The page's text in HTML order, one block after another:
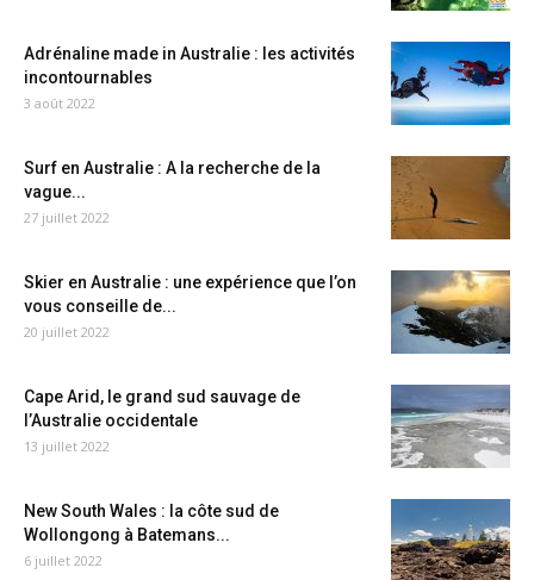
Adrénaline made in Australie : les activités
incontournables
3 août 2022
Surf en Australie : A la recherche de la
vague...
27 juillet 2022
Skier en Australie : une expérience que l’on
vous conseille de...
20 juillet 2022
Cape Arid, le grand sud sauvage de
l’Australie occidentale
13 juillet 2022
New South Wales : la côte sud de
Wollongong à Batemans...
6 juillet 2022